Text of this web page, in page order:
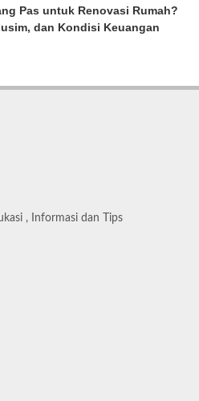
Pas untuk Renovasi Rumah?
dan Kondisi Keuangan
, Informasi dan Tips